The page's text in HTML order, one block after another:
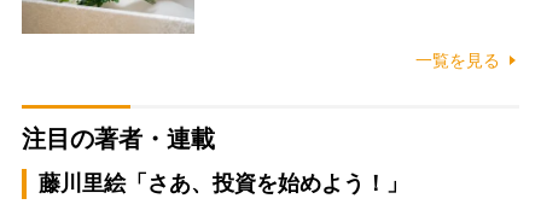
一覧を見る
注目の著者・連載
藤川里絵「さあ、投資を始めよう！」